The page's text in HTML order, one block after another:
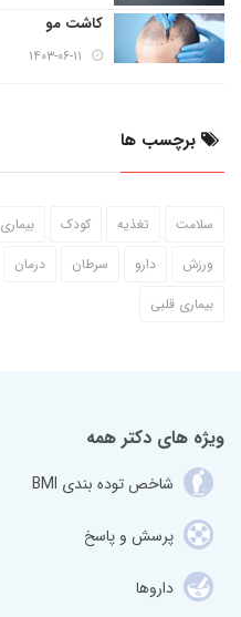
کاشت مو
۱۴۰۳-۰۶-۱۱
برچسب ها
سلامت تغذیه کودک بیماری
ورزش
دارو سرطان درمان
بیماری قلبی
ویژه های دکتر همه
شاخص توده بندی BMI
پرسش و پاسخ
داروها